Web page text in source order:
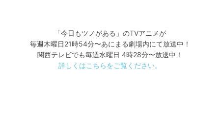
「今日もツノがある」のTVアニメが
毎週木曜日21時54分〜あにまる劇場内にて放送中！
関西テレビでも毎週水曜日 4時28分〜放送中！
詳しくはこちらをご覧ください。